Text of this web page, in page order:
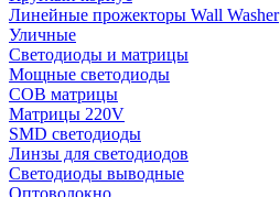
Линейные прожекторы Wall Washer
Уличные
Светодиоды и матрицы
Мощные светодиоды
COB матрицы
Матрицы 220V
SMD светодиоды
Линзы для светодиодов
Светодиоды выводные
Оптоволокно